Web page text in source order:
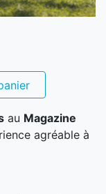
au Magazine
agréable à